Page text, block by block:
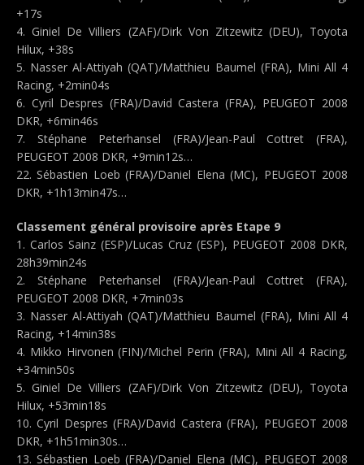
+17s
4. Giniel De Villiers (ZAF)/Dirk Von Zitzewitz (DEU), Toyota
Hilux, +38s
5. Nasser Al-Attiyah (QAT)/Matthieu Baumel (FRA), Mini All 4
Racing, +2min04s
6. Cyril Despres (FRA)/David Castera (FRA), PEUGEOT 2008
DKR, +6min46s
7. Stéphane Peterhansel (FRA)/Jean-Paul Cottret (FRA),
PEUGEOT 2008 DKR, +9min12s…
22. Sébastien Loeb (FRA)/Daniel Elena (MC), PEUGEOT 2008
DKR, +1h13min47s…
Classement général provisoire après Etape 9
1. Carlos Sainz (ESP)/Lucas Cruz (ESP), PEUGEOT 2008 DKR,
28h39min24s
2. Stéphane Peterhansel (FRA)/Jean-Paul Cottret (FRA),
PEUGEOT 2008 DKR, +7min03s
3. Nasser Al-Attiyah (QAT)/Matthieu Baumel (FRA), Mini All 4
Racing, +14min38s
4. Mikko Hirvonen (FIN)/Michel Perin (FRA), Mini All 4 Racing,
+34min50s
5. Giniel De Villiers (ZAF)/Dirk Von Zitzewitz (DEU), Toyota
Hilux, +53min18s
10. Cyril Despres (FRA)/David Castera (FRA), PEUGEOT 2008
DKR, +1h51min30s…
13. Sébastien Loeb (FRA)/Daniel Elena (MC), PEUGEOT 2008